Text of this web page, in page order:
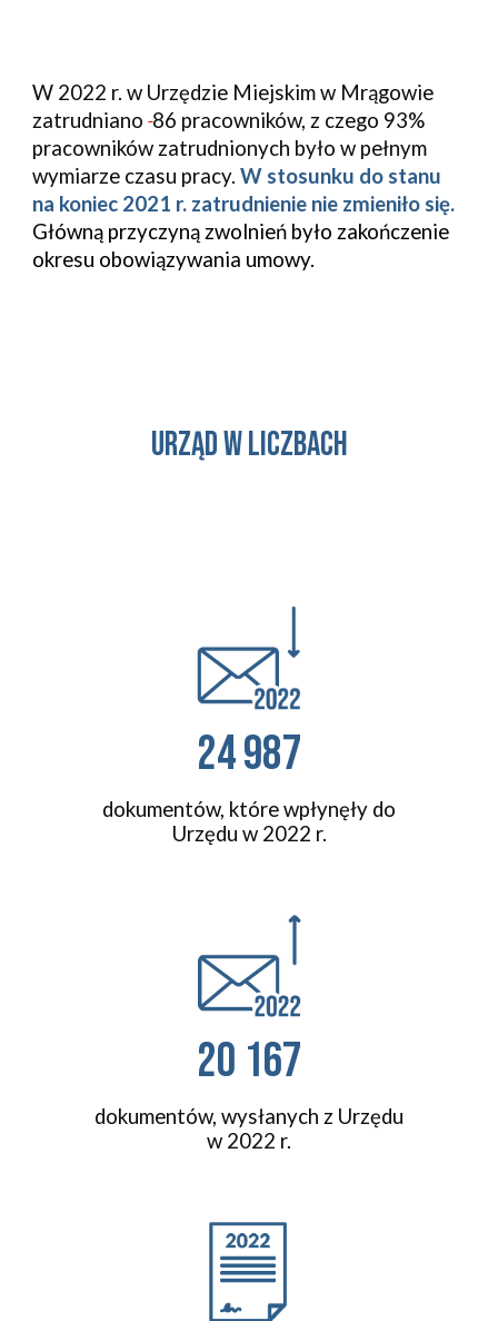
W 2022 r. w Urzędzie Miejskim w Mrągowie
zatrudniano86 pracowników, z czego 93%
pracowników zatrudnionych było w pełnym
wymiarze czasu pracy.W stosunku do stanu
na koniec 2021 r. zatrudnienie nie zmieniło się.
Główną przyczyną zwolnień było zakończenie
okresu obowiązywania umowy.
urząd w liczbach
24 987
dokumentów, które wpłynęły do
Urzędu w 2022 r.
20 167
dokumentów, wysłanych z Urzędu
w 2022 r.